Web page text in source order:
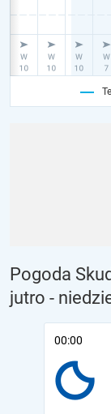
Pogoda
jutro -
00:00